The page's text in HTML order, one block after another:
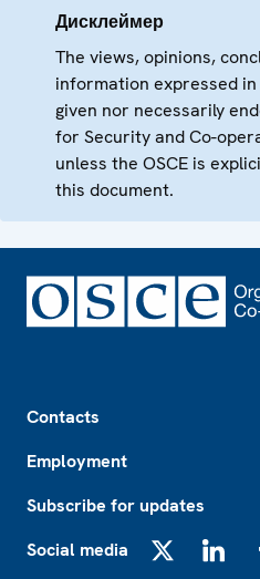
Дисклеймер
The views, opinions,
information expressed
given nor necessarily
for Security and Co-
unless the OSCE is
this document.
Contacts
Employment
Subscribe for updates
Social media